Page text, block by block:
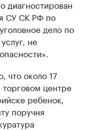
диагностирован
СУ СК РФ по
дело по
не
что около 17
центре
ребенок,
поручня